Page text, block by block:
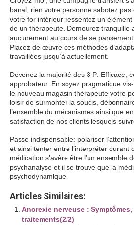
banal, rien votre personne sabotez
votre for intérieur ressentez un
de un thérapeute. Demeurez tranquille
aucunement au cours de se
Placez de œuvre ces méthodes
travaillées jusqu’à actuellement.
Devenez la majorité des 3 P: Efficace,
approbateur. En soyez pragmatique
le nouveau magasin thérapeute votre
loisir de surmonter la soucis,
l’ensemble du mécanismes ainsi que
satisfaction de nos clients lesquels
Passe indispensable: polariser
et ainsi tenter entre l’interpréter durant
médication s’avère être l’un ensemble
psychanalyse et il se trouve que la
psychodynamique.
Articles Similaires:
Anorexie nerveuse :
traitements(2/2)